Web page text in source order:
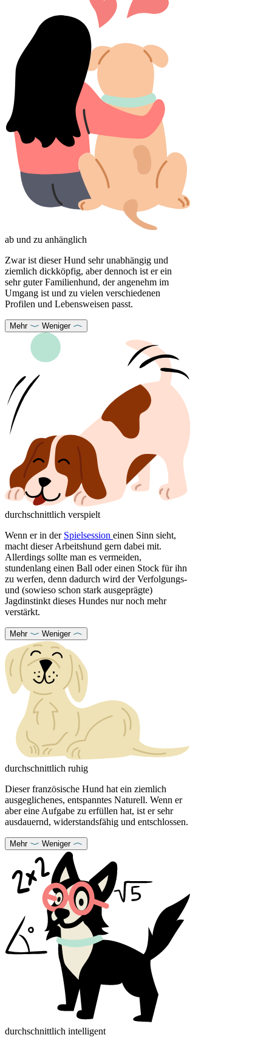
ab und zu anhänglich
Zwar ist dieser Hund sehr unabhängig und
ziemlich dickköpfig, aber dennoch ist er ein
sehr guter Familienhund, der angenehm im
Umgang ist und zu vielen verschiedenen
Profilen und Lebensweisen passt.
Mehr Weniger
durchschnittlich verspielt
Wenn er in der Spielsession einen Sinn sieht,
macht dieser Arbeitshund gern dabei mit.
Allerdings sollte man es vermeiden,
stundenlang einen Ball oder einen Stock für ihn
zu werfen, denn dadurch wird der Verfolgungs-
und (sowieso schon stark ausgeprägte)
Jagdinstinkt dieses Hundes nur noch mehr
verstärkt.
Mehr Weniger
durchschnittlich ruhig
Dieser französische Hund hat ein ziemlich
ausgeglichenes, entspanntes Naturell. Wenn er
aber eine Aufgabe zu erfüllen hat, ist er sehr
ausdauernd, widerstandsfähig und entschlossen.
Mehr Weniger
durchschnittlich intelligent